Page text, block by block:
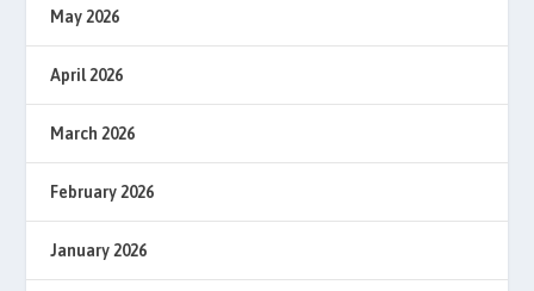
May 2026
April 2026
March 2026
February 2026
January 2026